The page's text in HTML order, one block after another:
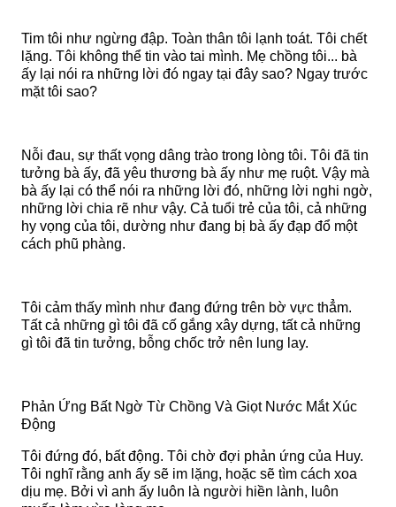
Tim tôi như ngừng đập. Toàn thân tôi lạnh toát. Tôi chết
lặng. Tôi không thể tin vào tai mình. Mẹ chồng tôi... bà
ấy lại nói ra những lời đó ngay tại đây sao? Ngay trước
mặt tôi sao?
Nỗi đau, sự thất vọng dâng trào trong lòng tôi. Tôi đã tin
tưởng bà ấy, đã yêu thương bà ấy như mẹ ruột. Vậy mà
bà ấy lại có thể nói ra những lời đó, những lời nghi ngờ,
những lời chia rẽ như vậy. Cả tuổi trẻ của tôi, cả những
hy vọng của tôi, dường như đang bị bà ấy đạp đổ một
cách phũ phàng.
Tôi cảm thấy mình như đang đứng trên bờ vực thẳm.
Tất cả những gì tôi đã cố gắng xây dựng, tất cả những
gì tôi đã tin tưởng, bỗng chốc trở nên lung lay.
Phản Ứng Bất Ngờ Từ Chồng Và Giọt Nước Mắt Xúc
Động
Tôi đứng đó, bất động. Tôi chờ đợi phản ứng của Huy.
Tôi nghĩ rằng anh ấy sẽ im lặng, hoặc sẽ tìm cách xoa
dịu mẹ. Bởi vì anh ấy luôn là người hiền lành, luôn